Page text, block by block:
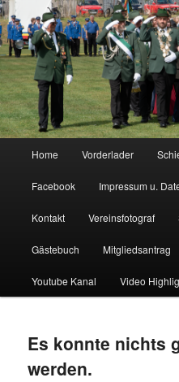
Home Vorderlader
Facebook Impressum u.
Kontakt Vereinsfotograf
Gästebuch Mitgliedsantrag
Youtube Kanal Video
Es konnte nichts
werden.